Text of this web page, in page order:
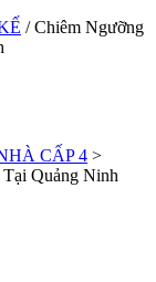
/ Chiêm Ngưỡng
CẤP 4 >
Quảng Ninh